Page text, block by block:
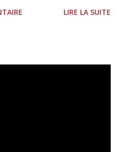
à la 38e pour lesLIRE LA SUITE